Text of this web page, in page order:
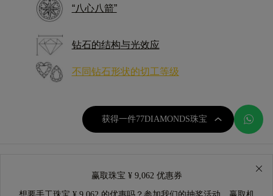
“八心八箭”
钻石的结构与光效应
不同钻石形状的切工等级
获得一件77DIAMONDS珠宝
赢取珠宝 ¥ 9,062 优惠券